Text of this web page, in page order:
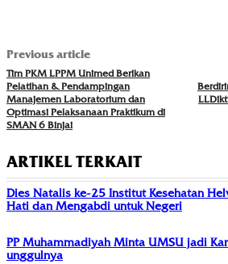
Previous article
Tim PKM LPPM Unimed Berikan
Pelatihan & Pendampingan
Manajemen Laboratorium dan
Optimasi Pelaksanaan Praktikum di
SMAN 6 Binjai
ARTIKEL TERKAIT
Dies Natalis ke-25 Institut Kesehatan
Hati dan Mengabdi untuk Negeri
PP Muhammadiyah Minta UMSU jadi
unggulnya